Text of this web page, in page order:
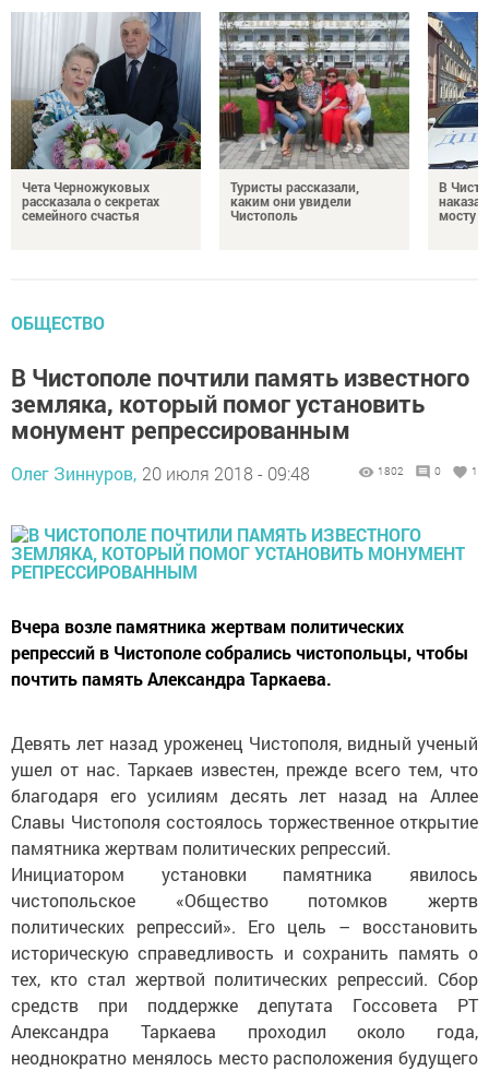
Чета Черножуковых
рассказала о секретах
семейного счастья
Туристы рассказали,
каким они увидели
Чистополь
В
мосту
ОБЩЕСТВО
В Чистополе почтили память известного
земляка, который помог установить
монумент репрессированным
Олег Зиннуров, 20 июля 2018 - 09:48 1802 0 1
Вчера возле памятника жертвам политических
репрессий в Чистополе собрались чистопольцы, чтобы
почтить память Александра Таркаева.
Девять лет назад уроженец Чистополя, видный ученый
ушел от нас. Таркаев известен, прежде всего тем, что
благодаря его усилиям десять лет назад на Аллее
Славы Чистополя состоялось торжественное открытие
памятника жертвам политических репрессий.
Инициатором установки памятника явилось
чистопольское «Общество потомков жертв
политических репрессий». Его цель – восстановить
историческую справедливость и сохранить память о
тех, кто стал жертвой политических репрессий. Сбор
средств при поддержке депутата Госсовета РТ
Александра Таркаева проходил около года,
неоднократно менялось место расположения будущего